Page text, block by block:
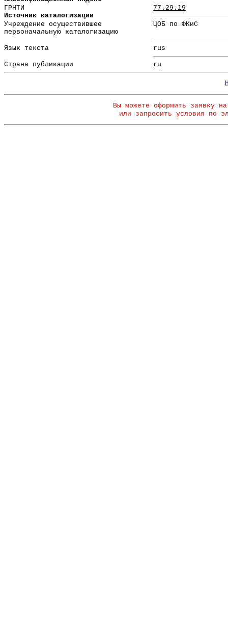
ГРНТИ
77.29.19
Источник каталогизации
Учреждение осуществившее
первоначальную каталогизацию
ЦОБ по ФКиС
Язык текста rus
Страна публикации ru
Вы можете оформить заявку
или запросить условия по